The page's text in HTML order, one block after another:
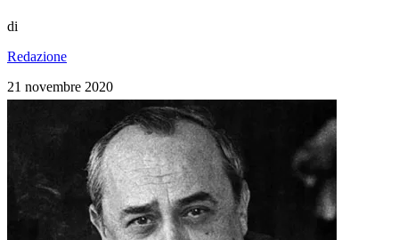
di
Redazione
21 novembre 2020